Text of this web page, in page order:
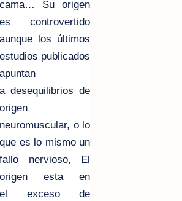
cama… Su origen
es controvertido
aunque los últimos
estudios publicados
apuntan
a desequilibrios de
origen
neuromuscular, o lo
que es lo mismo un
fallo nervioso, El
origen esta en
el exceso de